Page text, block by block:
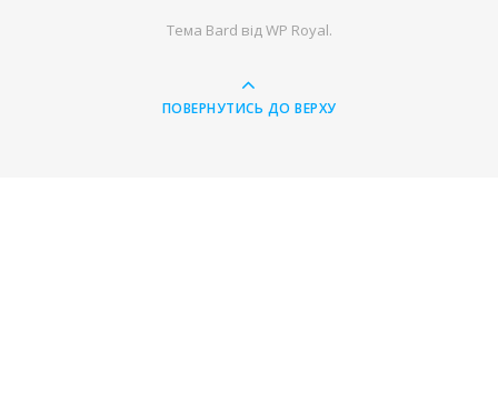
Тема Bard відWP Royal.
ПОВЕРНУТИСЬ ДО ВЕРХУ